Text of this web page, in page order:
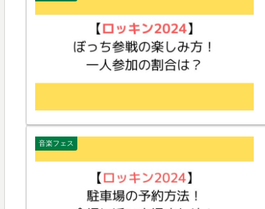
音楽フェス